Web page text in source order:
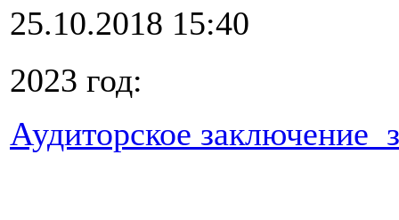
25.10.2018 15:40
2023 год:
Аудиторское заключение